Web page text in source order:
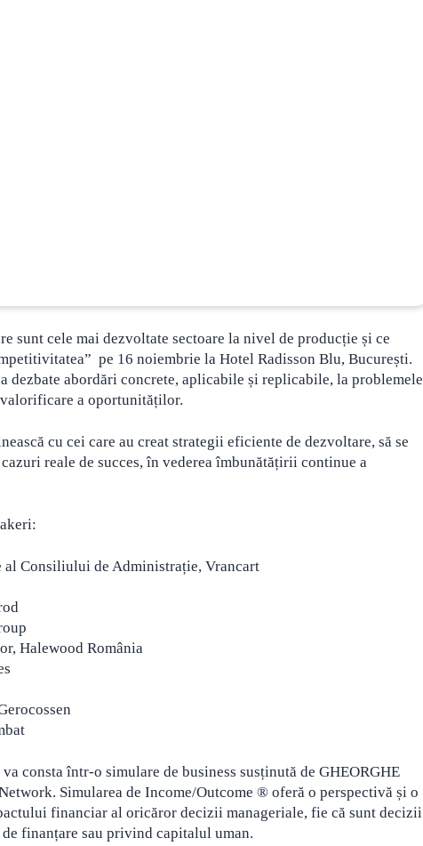
sunt cele mai dezvoltate sectoare la nivel de producție și ce
pe 16 noiembrie la Hotel Radisson Blu, București.
abordări concrete, aplicabile și replicabile, la problemele
a oportunităților.
cu cei care au creat strategii eficiente de dezvoltare, să se
reale de succes, în vederea îmbunătățirii continue a
Consiliului de Administrație, Vrancart
Halewood România
consta într-o simulare de business susținută de GHEORGHE
Simularea de Income/Outcome ® oferă o perspectivă și o
financiar al oricăror decizii manageriale, fie că sunt decizii
finanțare sau privind capitalul uman.